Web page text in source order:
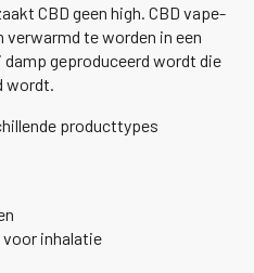
CBD geen high. CBD vape-
te worden in een
geproduceerd wordt die
wordt.
producttypes
voor inhalatie